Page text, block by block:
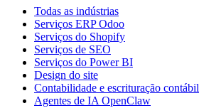
Todas as indústrias
Serviços ERP Odoo
Serviços do Shopify
Serviços de SEO
Serviços do Power BI
Design do site
Contabilidade e escrituração contábil
Agentes de IA OpenClaw